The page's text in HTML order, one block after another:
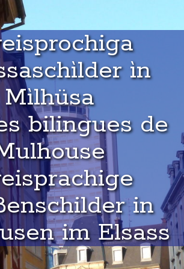
ìn
Mìlhüsa
bilingues de
in
im Elsass